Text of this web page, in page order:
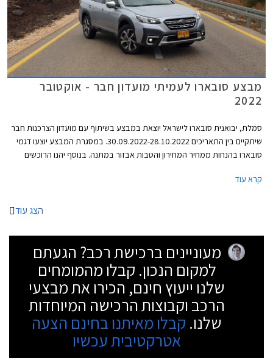
מבצע סובארו לעמיתי מועדון חבר - אוקטובר
2022
סמלת, יבואנית סובארו לישראל יוצאת במבצע בשיתוף עם מועדון הצרכנות חבר
שיתקיים בין התאריכים 30.09.2022-28.10.2022. במסגרת המבצע יוצעו דגמי
סובארו בהנחות ממחיר המחירון והטבות אבזור במתנה. בנוסף יהנו הרוכשים
קרא עוד
הצג עוד
מעוניינים ברכישת רכב? הגעתם
למקום הנכון. קבלו מהמומחים
שלנו ייעוץ חינם, הכירו את מבצעי
הרכב וקבוצות הרכישה המיוחדות
שלנו. קבלו מאיתנו בחינם הצעה
אטרקטיבית עכשיו